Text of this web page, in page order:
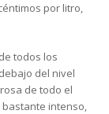
por litro,
todos los
del nivel
de todo el
intenso,